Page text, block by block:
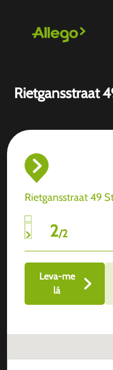
Rietgansstraat
Rietgansstraat 49
2/2
Leva-me
lá